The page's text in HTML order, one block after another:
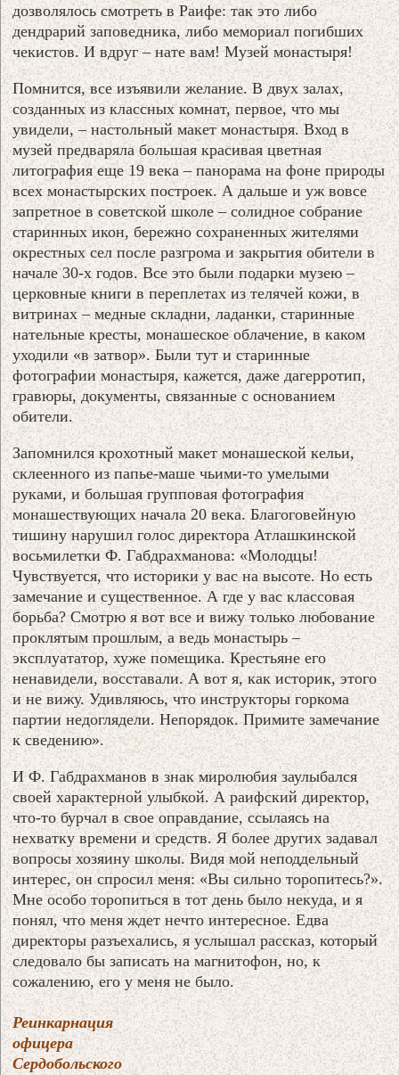
дозволялось смотреть в Раифе: так это либо
дендрарий заповедника, либо мемориал погибших
чекистов. И вдруг – нате вам! Музей монастыря!
Помнится, все изъявили желание. В двух залах,
созданных из классных комнат, первое, что мы
увидели, – настольный макет монастыря. Вход в
музей предваряла большая красивая цветная
литография еще 19 века – панорама на фоне природы
всех монастырских построек. А дальше и уж вовсе
запретное в советской школе – солидное собрание
старинных икон, бережно сохраненных жителями
окрестных сел после разгрома и закрытия обители в
начале 30-х годов. Все это были подарки музею –
церковные книги в переплетах из телячей кожи, в
витринах – медные складни, ладанки, старинные
нательные кресты, монашеское облачение, в каком
уходили «в затвор». Были тут и старинные
фотографии монастыря, кажется, даже дагерротип,
гравюры, документы, связанные с основанием
обители.
Запомнился крохотный макет монашеской кельи,
склеенного из папье-маше чьими-то умелыми
руками, и большая групповая фотография
монашествующих начала 20 века. Благоговейную
тишину нарушил голос директора Атлашкинской
восьмилетки Ф. Габдрахманова: «Молодцы!
Чувствуется, что историки у вас на высоте. Но есть
замечание и существенное. А где у вас классовая
борьба? Смотрю я вот все и вижу только любование
проклятым прошлым, а ведь монастырь –
эксплуататор, хуже помещика. Крестьяне его
ненавидели, восставали. А вот я, как историк, этого
и не вижу. Удивляюсь, что инструкторы горкома
партии недоглядели. Непорядок. Примите замечание
к сведению».
И Ф. Габдрахманов в знак миролюбия заулыбался
своей характерной улыбкой. А раифский директор,
что-то бурчал в свое оправдание, ссылаясь на
нехватку времени и средств. Я более других задавал
вопросы хозяину школы. Видя мой неподдельный
интерес, он спросил меня: «Вы сильно торопитесь?».
Мне особо торопиться в тот день было некуда, и я
понял, что меня ждет нечто интересное. Едва
директоры разъехались, я услышал рассказ, который
следовало бы записать на магнитофон, но, к
сожалению, его у меня не было.
Реинкарнация
офицера
Сердобольского